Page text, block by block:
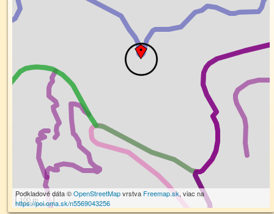
100 m
Podkladové dáta ©OpenStreetMapvrstva Freemap.sk, viac na
https://poi.oma.sk/n5569043256